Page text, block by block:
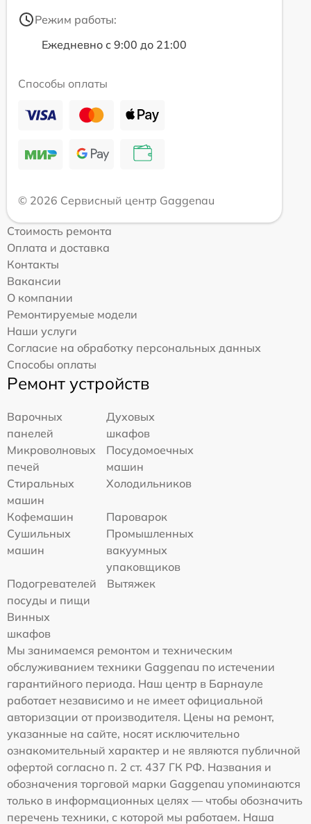
Режим работы:
Ежедневно с 9:00 до 21:00
Способы оплаты
© 2026 Сервисный центр Gaggenau
Стоимость ремонта
Оплата и доставка
Контакты
Вакансии
О компании
Ремонтируемые модели
Наши услуги
Согласие на обработку персональных данных
Способы оплаты
Ремонт устройств
Варочных
панелей
Духовых
шкафов
Микроволновых
печей
Посудомоечных
машин
Стиральных
машин
Холодильников
Кофемашин
Пароварок
Сушильных
машин
Промышленных
вакуумных
упаковщиков
Подогревателей
посуды и пищи
Вытяжек
Винных
шкафов
Мы занимаемся ремонтом и техническим
обслуживанием техники Gaggenau по истечении
гарантийного периода. Наш центр в Барнауле
работает независимо и не имеет официальной
авторизации от производителя. Цены на ремонт,
указанные на сайте, носят исключительно
ознакомительный характер и не являются публичной
офертой согласно п. 2 ст. 437 ГК РФ. Названия и
обозначения торговой марки Gaggenau упоминаются
только в информационных целях — чтобы обозначить
перечень техники, с которой мы работаем. Наша